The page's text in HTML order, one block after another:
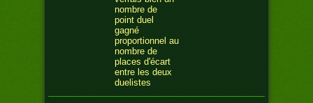
nombre de
point duel
gagné
proportionnel au
nombre de
places d'écart
entre les deux
duelistes